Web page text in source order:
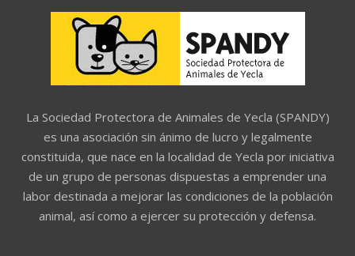
La Sociedad Protectora de Animales de Yecla (SPANDY)
es una asociación sin ánimo de lucro y legalmente
constituida, que nace en la localidad de Yecla por iniciativa
de un grupo de personas dispuestas a emprender una
labor destinada a mejorar las condiciones de la población
animal, así como a ejercer su protección y defensa.